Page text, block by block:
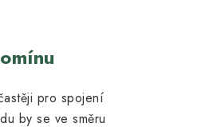
pro spojení
by se ve směru